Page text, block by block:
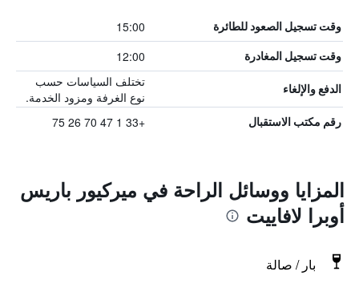
وقت تسجيل الصعود للطائرة 15:00
وقت تسجيل المغادرة 12:00
الدفع والإلغاء
تختلف السياسات حسب
نوع الغرفة ومزود الخدمة.
رقم مكتب الاستقبال +33 1 47 70 26 75
المزايا ووسائل الراحة في ميركيور باريس
أوبرا لافاييت
بار / صالة